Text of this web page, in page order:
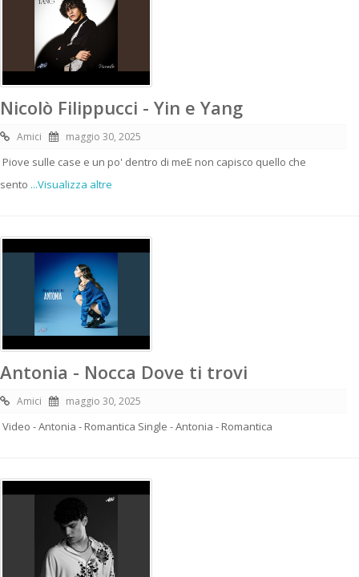
Nicolò Filippucci - Yin e Yang
Amici maggio 30, 2025
Piove sulle case e un po' dentro di meE non capisco quello che
sento ...Visualizza altre
Antonia - Nocca Dove ti trovi
Amici maggio 30, 2025
Video - Antonia - Romantica Single - Antonia - Romantica